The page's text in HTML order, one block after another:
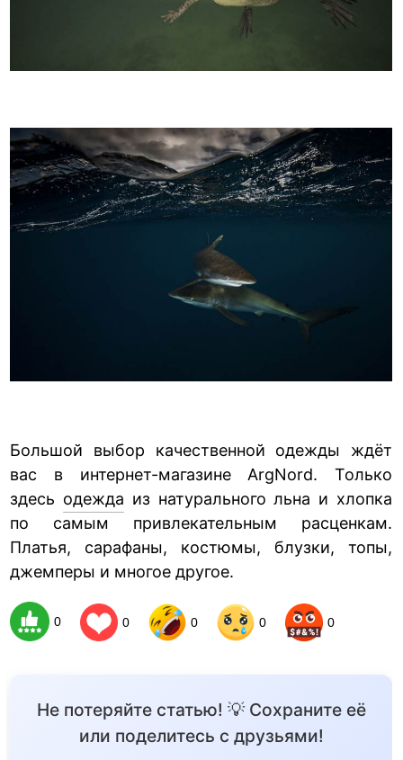
Большой выбор качественной одежды ждёт
вас в интернет-магазине ArgNord. Только
здесь одежда из натурального льна и хлопка
по самым привлекательным расценкам.
Платья, сарафаны, костюмы, блузки, топы,
джемперы и многое другое.
0 0 0 0 0
Не потеряйте статью! 💡 Сохраните её
или поделитесь с друзьями!